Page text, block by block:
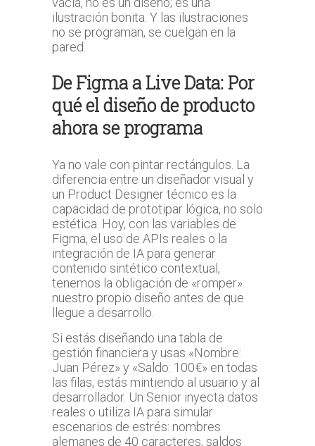
ilustración bonita. Y las ilustraciones
no se programan, se cuelgan en la
pared.
De Figma a Live Data: Por
qué el diseño de producto
ahora se programa
Ya no vale con pintar rectángulos. La
diferencia entre un diseñador visual y
un Product Designer técnico es la
capacidad de prototipar lógica, no solo
estética. Hoy, con las variables de
Figma, el uso de APIs reales o la
integración de IA para generar
contenido sintético contextual,
tenemos la obligación de «romper»
nuestro propio diseño antes de que
llegue a desarrollo.
Si estás diseñando una tabla de
gestión financiera y usas «Nombre:
Juan Pérez» y «Saldo: 100€» en todas
las filas, estás mintiendo al usuario y al
desarrollador. Un Senior inyecta datos
reales o utiliza IA para simular
escenarios de estrés: nombres
alemanes de 40 caracteres, saldos